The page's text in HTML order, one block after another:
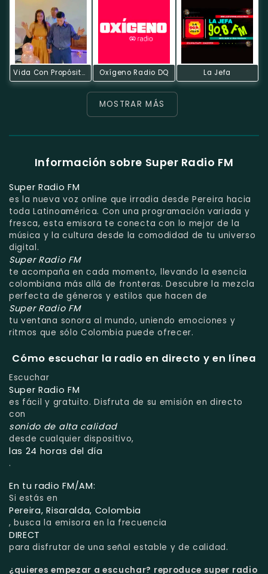
Vida Con Propósito Internacional Oxígeno Radio DQ La Jefa
MOSTRAR MÁS
Información sobre Super Radio FM
Super Radio FM
es la nueva voz online que irradia desde Pereira hacia
toda Latinoamérica. Con una programación variada y
fresca, esta emisora te conecta con lo mejor de la
música y la cultura desde la comodidad de tu universo
digital.
Super Radio FM
te acompaña en cada momento, llevando la esencia
colombiana más allá de fronteras. Descubre la mezcla
perfecta de géneros y estilos que hacen de
Super Radio FM
tu ventana sonora al mundo, uniendo emociones y
ritmos que sólo Colombia puede ofrecer.
Cómo escuchar la radio en directo y en línea
Escuchar
Super Radio FM
es fácil y gratuito. Disfruta de su emisión en directo
con
sonido de alta calidad
desde cualquier dispositivo,
las 24 horas del día
.
En tu radio FM/AM:
Si estás en
Pereira, Risaralda, Colombia
, busca la emisora en la frecuencia
DIRECT
para disfrutar de una señal estable y de calidad.
¿quieres empezar a escuchar? reproduce super radio